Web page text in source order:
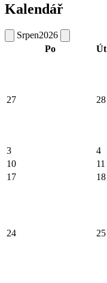
Kalendář
Srpen2026
Po
Út
27 28
3 4
10
11
17
18
24 25